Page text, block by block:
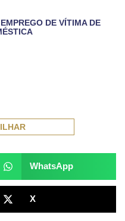
DE VÍTIMA DE
WhatsApp
X